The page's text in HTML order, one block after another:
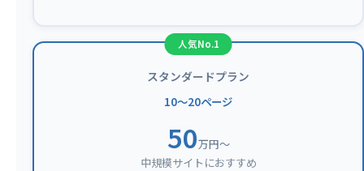
スタンダードプラン
10〜20ページ
50万円〜
中規模サイトにおすすめ